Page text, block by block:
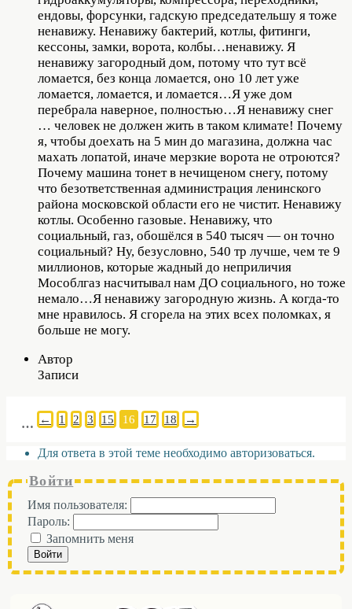
ендовы, форсунки, гадскую председательшу я тоже
ненавижу. Ненавижу бактерий, котлы, фитинги,
кессоны, замки, ворота, колбы…ненавижу. Я
ненавижу загородный дом, потому что тут всё
ломается, без конца ломается, оно 10 лет уже
ломается, ломается, и ломается…Я уже дом
перебрала наверное, полностью…Я ненавижу снег
… человек не должен жить в таком климате! Почему
я, чтобы доехать на 5 мин до магазина, должна час
махать лопатой, иначе мерзкие ворота не отроются?
Почему машина тонет в нечищеном снегу, потому
что безответственная администрация ленинского
района московской области его не чистит. Ненавижу
котлы. Особенно газовые. Ненавижу, что
социальный, газ, обошёлся в 540 тысяч — он точно
социальный? Ну, безусловно, 540 тр лучше, чем те 9
миллионов, которые жадный до неприличия
Мособлгаз насчитывал нам ДО социального, но тоже
немало…Я ненавижу загородную жизнь. А когда-то
мне нравилось. Я сгорела на этих всех поломках, я
больше не могу.
Автор
Записи
← 1 2 3
… 15 16 17 18 →
Для ответа в этой теме необходимо авторизоваться.
Войти
Имя пользователя:
Пароль:
Запомнить меня
Войти